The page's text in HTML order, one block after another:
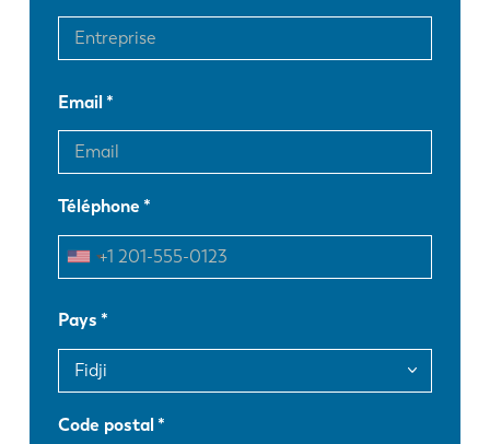
Email
Téléphone
Pays
Code postal
EN NL
FR EN-US
DE